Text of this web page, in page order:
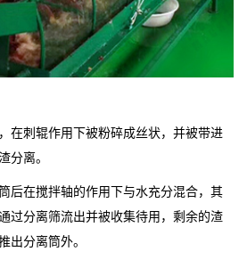
在刺辊作用下被粉碎成丝状，并被带进
分离。
后在搅拌轴的作用下与水充分混合，其
过分离筛流出并被收集待用，剩余的渣
出分离筒外。